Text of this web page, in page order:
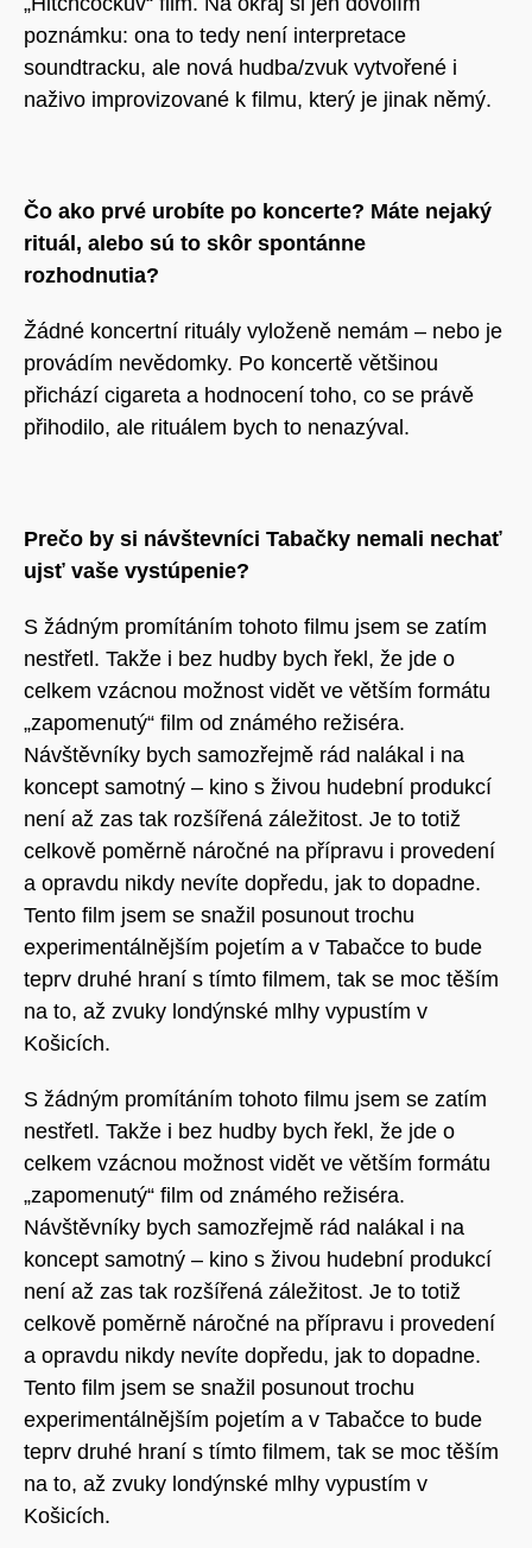
poznámku: ona to tedy není interpretace
soundtracku, ale nová hudba/zvuk vytvořené i
naživo improvizované k filmu, který je jinak němý.
Čo ako prvé urobíte po koncerte? Máte nejaký
rituál, alebo sú to skôr spontánne
rozhodnutia?
Žádné koncertní rituály vyloženě nemám – nebo je
provádím nevědomky. Po koncertě většinou
přichází cigareta a hodnocení toho, co se právě
přihodilo, ale rituálem bych to nenazýval.
Prečo by si návštevníci Tabačky nemali nechať
ujsť vaše vystúpenie?
S žádným promítáním tohoto filmu jsem se zatím
nestřetl. Takže i bez hudby bych řekl, že jde o
celkem vzácnou možnost vidět ve větším formátu
„zapomenutý“ film od známého režiséra.
Návštěvníky bych samozřejmě rád nalákal i na
koncept samotný – kino s živou hudební produkcí
není až zas tak rozšířená záležitost. Je to totiž
celkově poměrně náročné na přípravu i provedení
a opravdu nikdy nevíte dopředu, jak to dopadne.
Tento film jsem se snažil posunout trochu
experimentálnějším pojetím a v Tabačce to bude
teprv druhé hraní s tímto filmem, tak se moc těším
na to, až zvuky londýnské mlhy vypustím v
Košicích.
S žádným promítáním tohoto filmu jsem se zatím
nestřetl. Takže i bez hudby bych řekl, že jde o
celkem vzácnou možnost vidět ve větším formátu
„zapomenutý“ film od známého režiséra.
Návštěvníky bych samozřejmě rád nalákal i na
koncept samotný – kino s živou hudební produkcí
není až zas tak rozšířená záležitost. Je to totiž
celkově poměrně náročné na přípravu i provedení
a opravdu nikdy nevíte dopředu, jak to dopadne.
Tento film jsem se snažil posunout trochu
experimentálnějším pojetím a v Tabačce to bude
teprv druhé hraní s tímto filmem, tak se moc těším
na to, až zvuky londýnské mlhy vypustím v
Košicích.